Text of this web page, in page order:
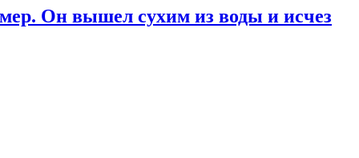
Он вышел сухим из воды и исчез